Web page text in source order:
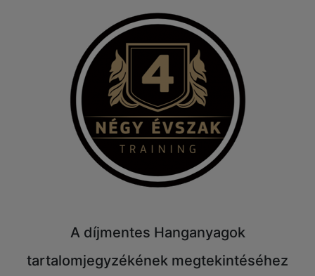
A díjmentes Hanganyagok
tartalomjegyzékének megtekintéséhez